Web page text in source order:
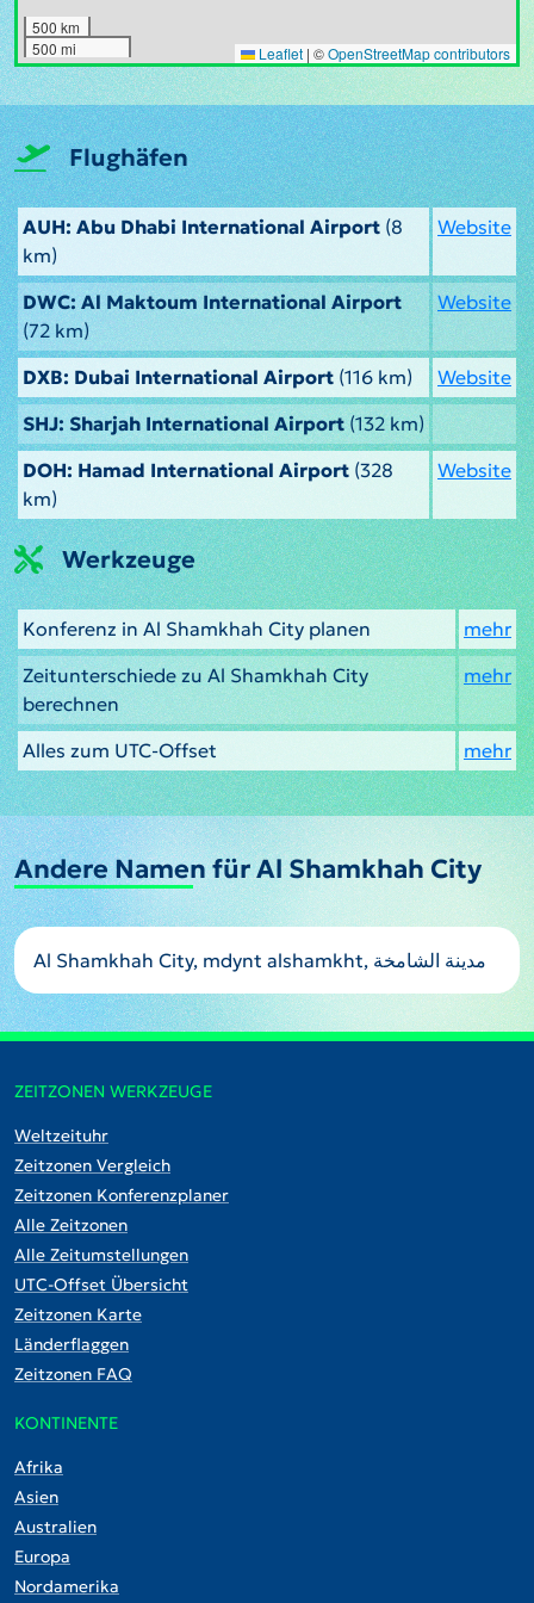
500 km
500 mi
Leaflet | ©OpenStreetMap contributors
Flughäfen
AUH: Abu Dhabi International Airport (8
km)
Website
DWC: Al Maktoum International Airport
(72 km)
Website
DXB: Dubai International Airport (116 km)
Website
SHJ: Sharjah International Airport(132 km)
DOH: Hamad International Airport (328
km)
Website
Werkzeuge
Konferenz in Al Shamkhah City planen
mehr
Zeitunterschiede zu Al Shamkhah City
berechnen
mehr
Alles zum UTC-Offset mehr
Andere Namen für Al Shamkhah City
Al Shamkhah City, mdynt alshamkht, مدينة الشامخة
ZEITZONEN WERKZEUGE
Weltzeituhr
Zeitzonen Vergleich
Zeitzonen Konferenzplaner
Alle Zeitzonen
Alle Zeitumstellungen
UTC-Offset Übersicht
Zeitzonen Karte
Länderflaggen
Zeitzonen FAQ
KONTINENTE
Afrika
Asien
Australien
Europa
Nordamerika